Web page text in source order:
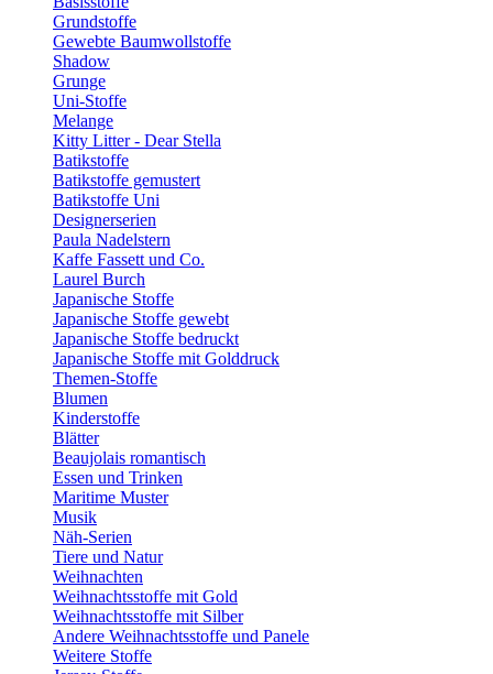
Grundstoffe
Gewebte Baumwollstoffe
Shadow
Grunge
Uni-Stoffe
Melange
Kitty Litter - Dear Stella
Batikstoffe
Batikstoffe gemustert
Batikstoffe Uni
Designerserien
Paula Nadelstern
Kaffe Fassett und Co.
Laurel Burch
Japanische Stoffe
Japanische Stoffe gewebt
Japanische Stoffe bedruckt
Japanische Stoffe mit Golddruck
Themen-Stoffe
Blumen
Kinderstoffe
Blätter
Beaujolais romantisch
Essen und Trinken
Maritime Muster
Musik
Näh-Serien
Tiere und Natur
Weihnachten
Weihnachtsstoffe mit Gold
Weihnachtsstoffe mit Silber
Andere Weihnachtsstoffe und Panele
Weitere Stoffe